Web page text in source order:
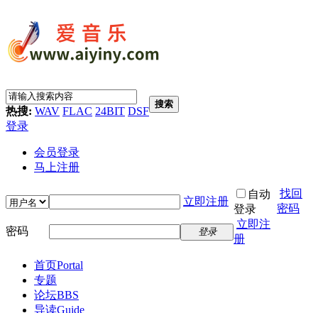
热搜: WAV FLAC 24BIT DSF
搜索
登录
会员登录
马上注册
立即注册
自动
登录
找回
密码
密码
登录
立即注
册
首页Portal
专题
论坛BBS
导读Guide